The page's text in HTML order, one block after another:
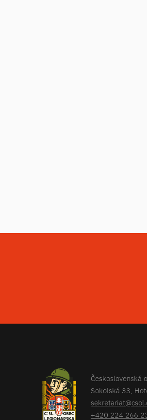
Československá
Sokolská 33,
+420 224 266